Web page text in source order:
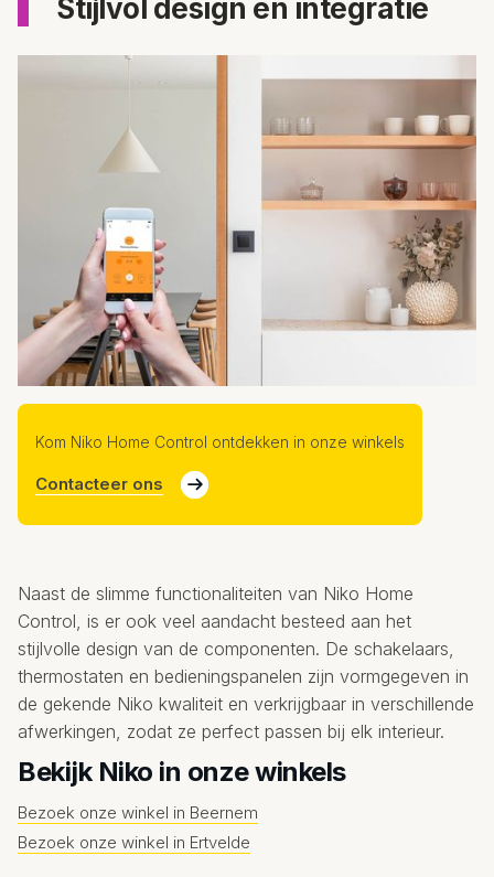
Stijlvol design en integratie
Kom Niko Home Control ontdekken in onze winkels
Contacteer ons
Naast de slimme functionaliteiten van Niko Home
Control, is er ook veel aandacht besteed aan het
stijlvolle design van de componenten. De schakelaars,
thermostaten en bedieningspanelen zijn vormgegeven in
de gekende Niko kwaliteit en verkrijgbaar in verschillende
afwerkingen, zodat ze perfect passen bij elk interieur.
Bekijk Niko in onze winkels
Bezoek onze winkel in Beernem
Bezoek onze winkel in Ertvelde